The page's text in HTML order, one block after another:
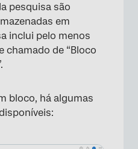
pesquisa são
em
inclui pelo menos
chamado de “Bloco
bloco, há algumas